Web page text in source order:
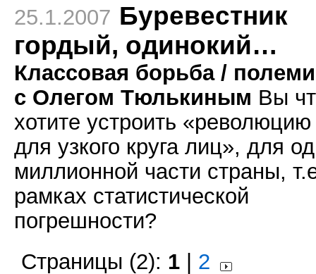
25.1.2007 Буревестник
гордый, одинокий…
Классовая борьба /
с Олегом Тюлькиным Вы
хотите устроить «революцию
для узкого круга лиц», для
миллионной части страны,
рамках статистической
погрешности?
Страницы (2): 1 | 2